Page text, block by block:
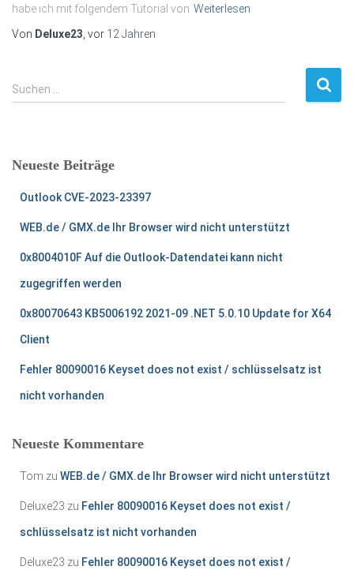
habe ich mit folgendem Tutorial von Weiterlesen
Von Deluxe23 , vor 12 Jahren
S
u
n
Suchen …
Neueste Beiträge
Outlook CVE-2023-23397
WEB.de / GMX.de Ihr Browser wird nicht unterstützt
0x8004010F Auf die Outlook-Datendatei kann nicht
zugegriffen werden
0x80070643 KB5006192 2021-09 .NET 5.0.10 Update for X64
Client
Fehler 80090016 Keyset does not exist / schlüsselsatz ist
nicht vorhanden
Neueste Kommentare
Tom zu WEB.de / GMX.de Ihr Browser wird nicht unterstützt
Deluxe23 zu Fehler 80090016 Keyset does not exist /
schlüsselsatz ist nicht vorhanden
Deluxe23 zu Fehler 80090016 Keyset does not exist /